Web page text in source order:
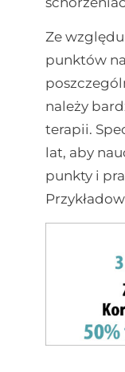
Ze
punktów
należy
terapii.
lat, aby
punkty i